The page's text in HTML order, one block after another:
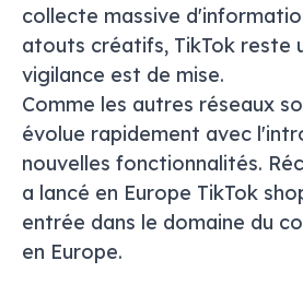
collecte massive
atouts créatifs, TikTok reste
vigilance est de mise.
Comme les autres réseaux
évolue rapidement avec
nouvelles fonctionnalités.
a lancé en Europe TikTok
entrée dans le domaine du
en Europe.